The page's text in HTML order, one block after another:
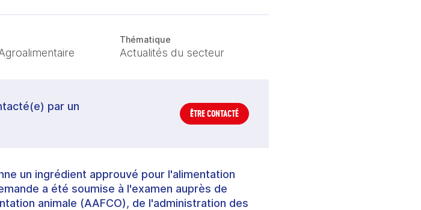
Thématique
Actualités du secteur
par un
ÊTRE CONTACTÉ
un ingrédient approuvé pour l'alimentation
a été soumise à l'examen auprès de
animale (AAFCO), de l'administration des